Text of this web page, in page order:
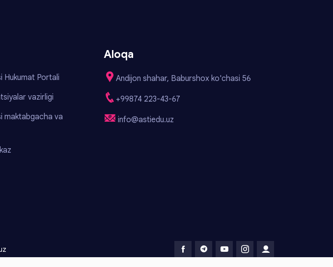
Hukumat Portali
vazirligi
maktabgacha va
Aloqa
Andijon shahar, Baburshox ko'chasi 56
+99874 223-43-67
info@astiedu.uz